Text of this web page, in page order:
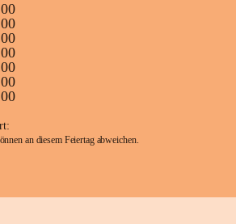
an diesem Feiertag abweichen.